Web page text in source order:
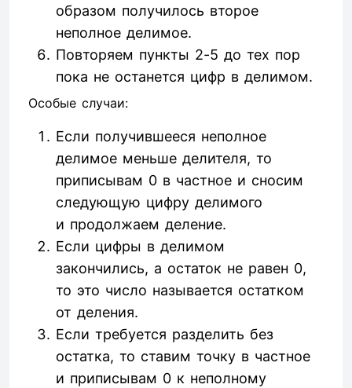
образом получилось второе
неполное делимое.
Повторяем пункты 2-5 до тех пор
пока не останется цифр в делимом.
Особые случаи:
Если получившееся неполное
делимое меньше делителя, то
приписывам 0 в частное и сносим
следующую цифру делимого
и продолжаем деление.
Если цифры в делимом
закончились, а остаток не равен 0,
то это число называется остатком
от деления.
Если требуется разделить без
остатка, то ставим точку в частное
и приписывам 0 к неполному